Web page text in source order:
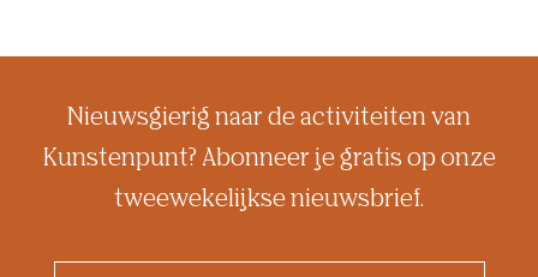
Nieuwsgierig naar de activiteiten van
Kunstenpunt? Abonneer je gratis op onze
tweewekelijkse nieuwsbrief.